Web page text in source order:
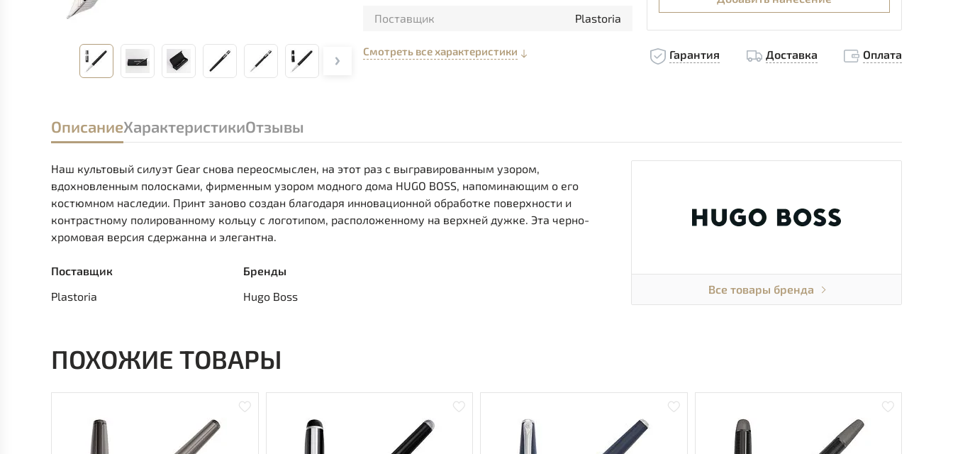
Поставщик
Plastoria
Смотреть все характеристики Гарантия Доставка Оплата
ОписаниеХарактеристикиОтзывы
Наш культовый силуэт Gear снова переосмыслен, на этот раз с выгравированным узором,
вдохновленным полосками, фирменным узором модного дома HUGO BOSS, напоминающим о его
костюмном наследии. Принт заново создан благодаря инновационной обработке поверхности и
контрастному полированному кольцу с логотипом, расположенному на верхней дужке. Эта черно-
хромовая версия сдержанна и элегантна.
Поставщик
Plastoria
Бренды
Hugo Boss
Все товары бренда
ПОХОЖИЕ ТОВАРЫ